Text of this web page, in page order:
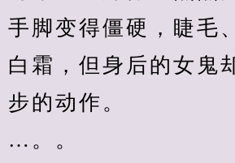
手脚变得僵硬，睫毛
白霜，但身后的女鬼
步的动作。
…。。